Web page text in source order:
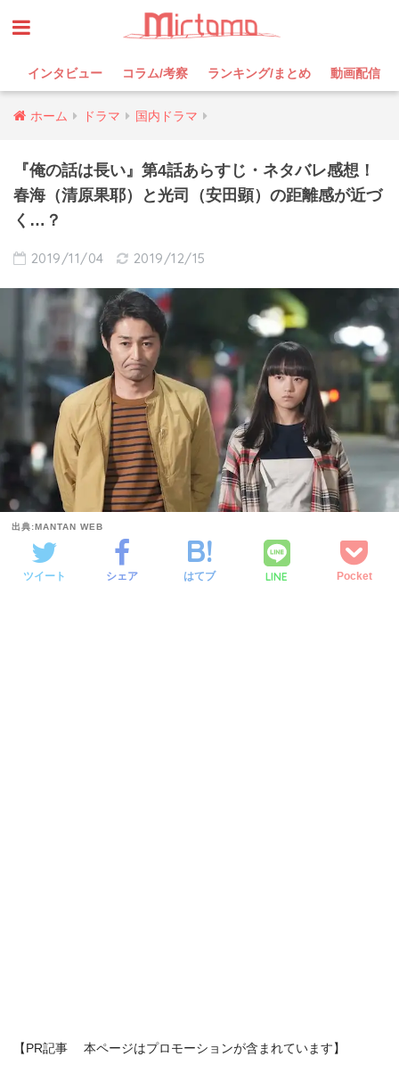
インタビュー コラム/考察 ランキング/まとめ 動画配信
ホーム ドラマ 国内ドラマ
『俺の話は長い』第4話あらすじ・ネタバレ感想！
春海（清原果耶）と光司（安田顕）の距離感が近づ
く…？
2019/11/04 2019/12/15
出典:MANTAN WEB
ツイート シェア はてブ LINE Pocket
【PR記事 本ページはプロモーションが含まれています】